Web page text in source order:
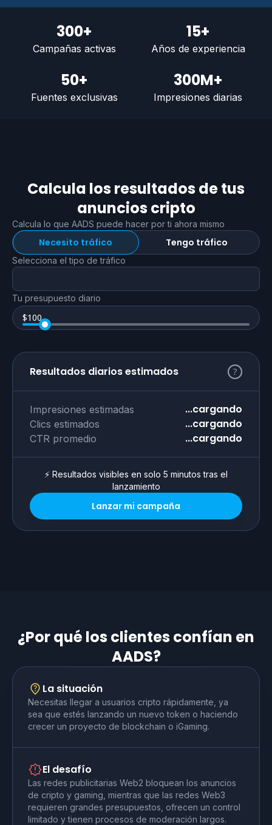
300+
Campañas activas
15+
Años de experiencia
50+
Fuentes exclusivas
300M+
Impresiones diarias
Calcula los resultados de tus
anuncios cripto
Calcula lo que AADS puede hacer por ti ahora mismo
Necesito tráfico Tengo tráfico
Selecciona el tipo de tráfico
Tu presupuesto diario
$100
Resultados diarios estimados
Impresiones estimadas ...cargando
Clics estimados ...cargando
CTR promedio ...cargando
⚡ Resultados visibles en solo 5 minutos tras el
lanzamiento
Lanzar mi campaña
¿Por qué los clientes confían en
AADS?
La situación
Necesitas llegar a usuarios cripto rápidamente, ya
sea que estés lanzando un nuevo token o haciendo
crecer un proyecto de blockchain o iGaming.
El desafío
Las redes publicitarias Web2 bloquean los anuncios
de cripto y gaming, mientras que las redes Web3
requieren grandes presupuestos, ofrecen un control
limitado y tienen procesos de moderación largos.